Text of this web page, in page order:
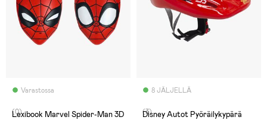
Varastossa
(0)
Lexibook Marvel Spider-Man 3D
8 JÄLJELLÄ
(3)
Disney Autot Pyöräilykypärä